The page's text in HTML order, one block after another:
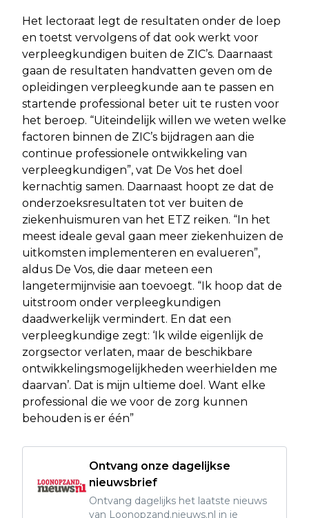
Het lectoraat legt de resultaten onder de loep
en toetst vervolgens of dat ook werkt voor
verpleegkundigen buiten de ZIC’s. Daarnaast
gaan de resultaten handvatten geven om de
opleidingen verpleegkunde aan te passen en
startende professional beter uit te rusten voor
het beroep. “Uiteindelijk willen we weten welke
factoren binnen de ZIC’s bijdragen aan die
continue professionele ontwikkeling van
verpleegkundigen”, vat De Vos het doel
kernachtig samen. Daarnaast hoopt ze dat de
onderzoeksresultaten tot ver buiten de
ziekenhuismuren van het ETZ reiken. “In het
meest ideale geval gaan meer ziekenhuizen de
uitkomsten implementeren en evalueren”,
aldus De Vos, die daar meteen een
langetermijnvisie aan toevoegt. “Ik hoop dat de
uitstroom onder verpleegkundigen
daadwerkelijk vermindert. En dat een
verpleegkundige zegt: ‘Ik wilde eigenlijk de
zorgsector verlaten, maar de beschikbare
ontwikkelingsmogelijkheden weerhielden me
daarvan’. Dat is mijn ultieme doel. Want elke
professional die we voor de zorg kunnen
behouden is er één”
Ontvang onze dagelijkse
nieuwsbrief
Ontvang dagelijks het laatste nieuws
van Loonopzand.nieuws.nl in je